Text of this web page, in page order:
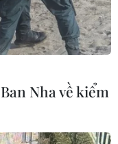
Nha về kiểm